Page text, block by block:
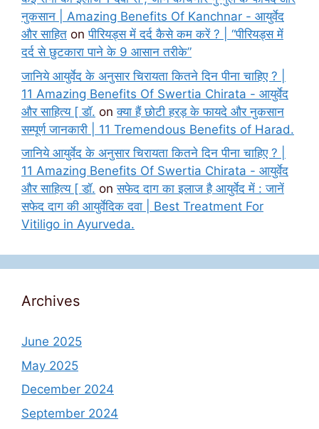
नुकसान | Amazing Benefits Of Kanchnar - आयुर्वेद
और साहित onपीरियड्स में दर्द कैसे कम करें ? | “पीरियड्स में
दर्द से छुटकारा पाने के 9 आसान तरीके”
जानिये आयुर्वेद के अनुसार चिरायता कितने दिन पीना चाहिए ? |
11 Amazing Benefits Of Swertia Chirata - आयुर्वेद
और साहित्य [ डॉ. onक्या हैं छोटी हरड़ के फायदे और नुकसान
सम्पूर्ण जानकारी | 11 Tremendous Benefits of Harad.
जानिये आयुर्वेद के अनुसार चिरायता कितने दिन पीना चाहिए ? |
11 Amazing Benefits Of Swertia Chirata - आयुर्वेद
और साहित्य [ डॉ. onसफेद दाग का इलाज है आयुर्वेद में : जानें
सफेद दाग की आयुर्वेदिक दवा | Best Treatment For
Vitiligo in Ayurveda.
Archives
June 2025
May 2025
December 2024
September 2024